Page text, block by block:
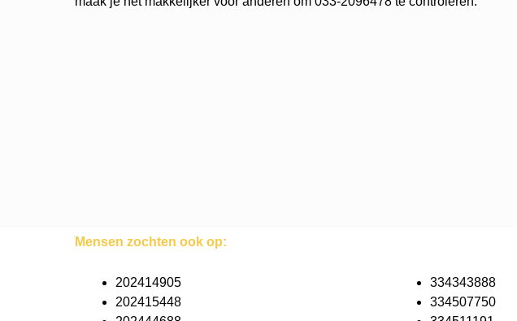
Mensen zochten ook op:
202414905
202415448
334343888
334507750